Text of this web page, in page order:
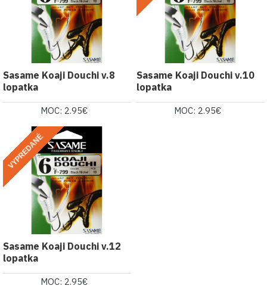
Sasame Koaji Douchi v.8
lopatka
MOC: 2.95€
Sasame Koaji Douchi v.10
lopatka
MOC: 2.95€
VYPREDANÉ
Sasame Koaji Douchi v.12
lopatka
MOC: 2.95€